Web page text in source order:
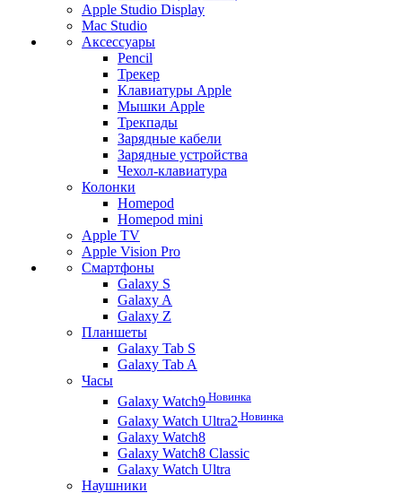
Apple Studio Display
Mac Studio
Аксессуары
Pencil
Трекер
Клавиатуры Apple
Мышки Apple
Трекпады
Зарядные кабели
Зарядные устройства
Чехол-клавиатура
Колонки
Homepod
Homepod mini
Apple TV
Apple Vision Pro
Смартфоны
Galaxy S
Galaxy A
Galaxy Z
Планшеты
Galaxy Tab S
Galaxy Tab A
Часы
Galaxy Watch9 Новинка
Galaxy Watch Ultra2 Новинка
Galaxy Watch8
Galaxy Watch8 Classic
Galaxy Watch Ultra
Наушники